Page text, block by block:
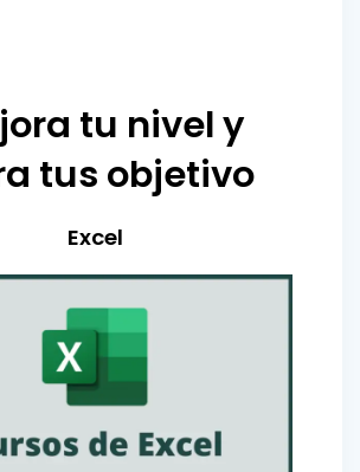
tu nivel y
tus objetivo
Excel